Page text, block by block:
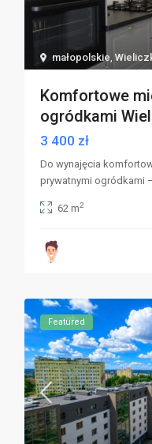
małopolskie,
Komfortowe
ogródkami
3 400 zł
Do wynajęcia
prywatnymi ogródkami
62 m2
Featured